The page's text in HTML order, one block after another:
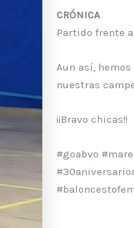
CRÓNICA
Partido frente
Aun así,
nuestras
¡¡Bravo chicas!!
#goabvo